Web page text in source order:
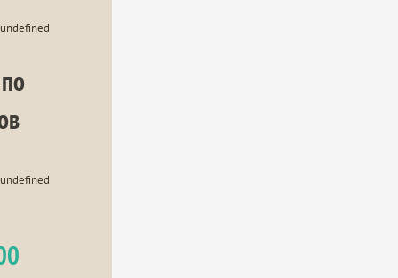
undefined
undefined